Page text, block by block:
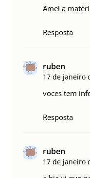
Amei a
Resposta
ruben
17 de janeiro
voces tem
Resposta
ruben
17 de janeiro